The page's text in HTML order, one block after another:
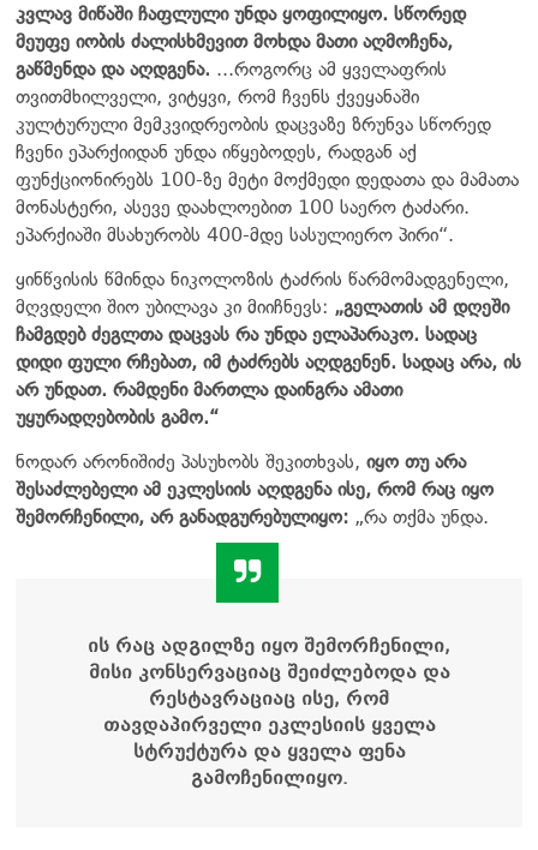
კვლავ მიწაში ჩაფლული უნდა ყოფილიყო. სწორედ
მეუფე იობის ძალისხმევით მოხდა მათი აღმოჩენა,
გაწმენდა და აღდგენა. ...როგორც ამ ყველაფრის
თვითმხილველი, ვიტყვი, რომ ჩვენს ქვეყანაში
კულტურული მემკვიდრეობის დაცვაზე ზრუნვა სწორედ
ჩვენი ეპარქიიდან უნდა იწყებოდეს, რადგან აქ
ფუნქციონირებს 100-ზე მეტი მოქმედი დედათა და მამათა
მონასტერი, ასევე დაახლოებით 100 საერო ტაძარი.
ეპარქიაში მსახურობს 400-მდე სასულიერო პირი“.
ყინწვისის წმინდა ნიკოლოზის ტაძრის წარმომადგენელი,
მღვდელი შიო უბილავა კი მიიჩნევს: „გელათის ამ დღეში
ჩამგდებ ძეგლთა დაცვას რა უნდა ელაპარაკო. სადაც
დიდი ფული რჩებათ, იმ ტაძრებს აღდგენენ. სადაც არა, ის
არ უნდათ. რამდენი მართლა დაინგრა ამათი
უყურადღებობის გამო.“
ნოდარ არონიშიძე პასუხობს შეკითხვას, იყო თუ არა
შესაძლებელი ამ ეკლესიის აღდგენა ისე, რომ რაც იყო
შემორჩენილი, არ განადგურებულიყო: „რა თქმა უნდა.
ის რაც ადგილზე იყო შემორჩენილი,
მისი კონსერვაციაც შეიძლებოდა და
რესტავრაციაც ისე, რომ
თავდაპირველი ეკლესიის ყველა
სტრუქტურა და ყველა ფენა
გამოჩენილიყო.